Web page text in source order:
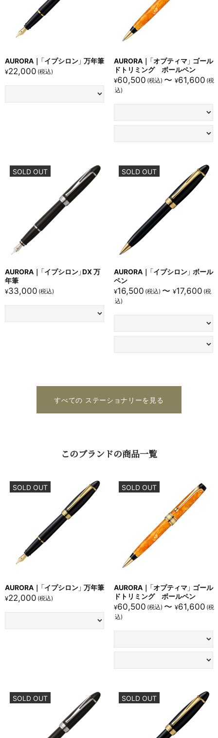
ビジネスパーソンに最適
洗練されたデザインと書きやすさで、会議や商談時の筆記に
威厳をプラス
安定したインクフローで、滑らかな筆跡を実現
名入れ刻印対応で、昇進祝いや退職記念にふさわしい一本
書き心地：
本商品は14Kゴールド製ペン先とエボナイト芯の組み合わせ
により、極上の滑らかさを実現しています。
筆記時の抵抗が極めて少なく、なめらかな書き味が特徴で
競合品は一般的にボール式インクを採用しており、書くため
にある程度の筆圧をかける必要があります。
デザイン性：
本商品は伝統的な平頂デザインにモダンなクロームトリム
を組み合わせ、
クラシカルでありながら現代的な魅力を演出しています。
競合品は金属製のシンプルなデザインが主流で、個性的な魅
力や歴史的な深みという点では物足りなさを感じさせます。
長時間の筆記でも安心して使用できる設計です。
競合品は替え芯による補充のみとなることが多く、使用でき
るインクの種類が限定されます。
本商品は高品質なアウロロイド樹脂を採用し、長期使用に耐
える堅牢性を確保しています。
競合品はリフィルの交換を前提とした設計が多く、消耗品と
しての性格が強くなっています。
：
本商品はエレガントな高級感を備え、重要な商談や契約書の
署名など、
ビジネスシーンでの使用に最適です。
所有者の品格を高める存在感があります。
シーンでの使用には物足りなさを感じさせることがありま
す。
本商品は刻印サービスに対応しており、名入れによって世界
にひとつだけのオリジナル感を演出することが可能です。
※オプティマ クロームトリムは、14Kゴールドペン先とエボ
ナイト芯による極上の書き味、伝統とモダンが調和したデザ
AURORA｜「イプシロン」 万年筆
¥22,000
AURORA｜「オプティマ」 ゴール
ドトリミング ボールペン
¥60,500 〜 ¥61,600
SOLD OUT
AURORA｜「イプシロン」DX 万
年筆
¥33,000
SOLD OUT
AURORA｜「イプシロン」 ボール
ペン
¥16,500 〜 ¥17,600
すべての ステーショナリーを見る
この​ブランドの​商品一覧
SOLD OUT
AURORA｜「イプシロン」 万年筆
¥22,000
SOLD OUT
AURORA｜「オプティマ」 ゴール
ドトリミング ボールペン
¥60,500 〜 ¥61,600
SOLD OUT SOLD OUT